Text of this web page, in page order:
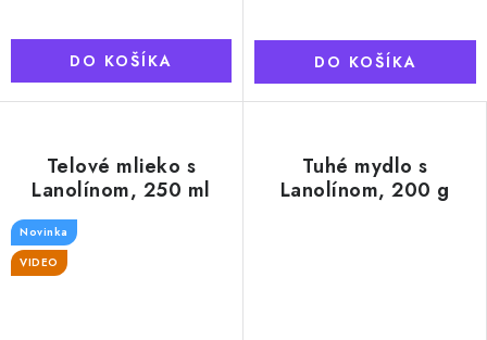
DO KOŠÍKA DO KOŠÍKA
Telové mlieko s
Lanolínom, 250 ml
Novinka
VIDEO
Tuhé mydlo s
Lanolínom, 200 g